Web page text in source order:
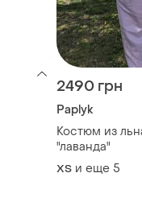
2490 грн
Paplyk
Костюм из
"лаванда"
ХS и еще 5